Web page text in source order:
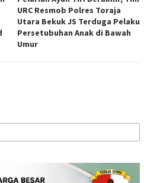
URC Resmob Polres Toraja
Utara Bekuk JS Terduga Pelaku
Persetubuhan Anak di Bawah
Umur